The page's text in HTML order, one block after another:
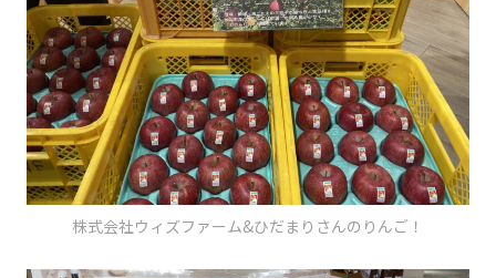
株式会社ウィズファーム&ひだまりさんのりんご！